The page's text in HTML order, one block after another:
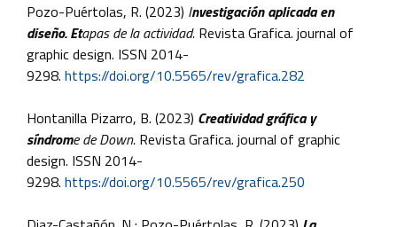
Pozo-Puértolas, R. (2023) Investigación aplicada en
diseño. Etapas de la actividad. Revista Grafica. journal of
graphic design. ISSN 2014-
9298. https://doi.org/10.5565/rev/grafica.282
Hontanilla Pizarro, B. (2023) Creatividad gráfica y
síndrome de Down. Revista Grafica. journal of graphic
design. ISSN 2014-
9298. https://doi.org/10.5565/rev/grafica.250